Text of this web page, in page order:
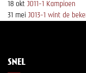
18 okt JO11-1 Kampioen
31 mei JO13-1 wint de
SNEL